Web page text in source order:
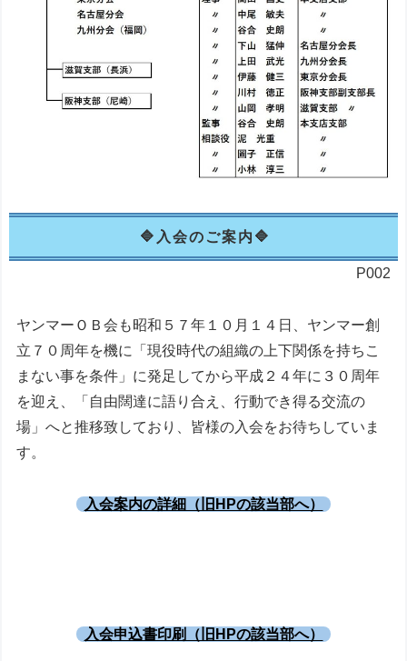
入会のご案内
P002
ヤンマーＯＢ会も昭和５７年１０月１４日、ヤンマー創
立７０周年を機に「現役時代の組織の上下関係を持ちこ
まない事を条件」に発足してから平成２４年に３０周年
を迎え、「自由闊達に語り合え、行動でき得る交流の
場」へと推移致しており、皆様の入会をお待ちしていま
す。
入会案内の詳細（旧HPの該当部へ）
入会申込書印刷（旧HPの該当部へ）